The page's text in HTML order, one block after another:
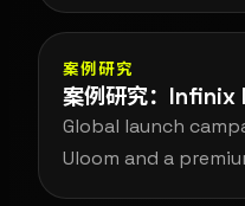
案例研究
案例研究：Infinix
Global launch
Uloom and a